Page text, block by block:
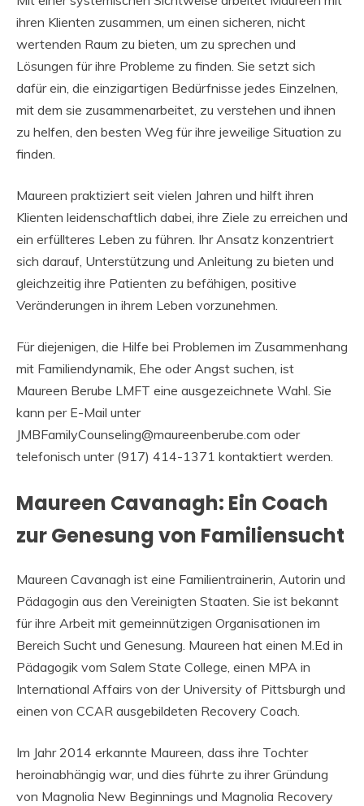
ihren Klienten zusammen, um einen sicheren, nicht
wertenden Raum zu bieten, um zu sprechen und
Lösungen für ihre Probleme zu finden. Sie setzt sich
dafür ein, die einzigartigen Bedürfnisse jedes Einzelnen,
mit dem sie zusammenarbeitet, zu verstehen und ihnen
zu helfen, den besten Weg für ihre jeweilige Situation zu
finden.
Maureen praktiziert seit vielen Jahren und hilft ihren
Klienten leidenschaftlich dabei, ihre Ziele zu erreichen und
ein erfüllteres Leben zu führen. Ihr Ansatz konzentriert
sich darauf, Unterstützung und Anleitung zu bieten und
gleichzeitig ihre Patienten zu befähigen, positive
Veränderungen in ihrem Leben vorzunehmen.
Für diejenigen, die Hilfe bei Problemen im Zusammenhang
mit Familiendynamik, Ehe oder Angst suchen, ist
Maureen Berube LMFT eine ausgezeichnete Wahl. Sie
kann per E-Mail unter
JMBFamilyCounseling@maureenberube.com oder
telefonisch unter (917) 414-1371 kontaktiert werden.
Maureen Cavanagh: Ein Coach
zur Genesung von Familiensucht
Maureen Cavanagh ist eine Familientrainerin, Autorin und
Pädagogin aus den Vereinigten Staaten. Sie ist bekannt
für ihre Arbeit mit gemeinnützigen Organisationen im
Bereich Sucht und Genesung. Maureen hat einen M.Ed in
Pädagogik vom Salem State College, einen MPA in
International Affairs von der University of Pittsburgh und
einen von CCAR ausgebildeten Recovery Coach.
Im Jahr 2014 erkannte Maureen, dass ihre Tochter
heroinabhängig war, und dies führte zu ihrer Gründung
von Magnolia New Beginnings und Magnolia Recovery